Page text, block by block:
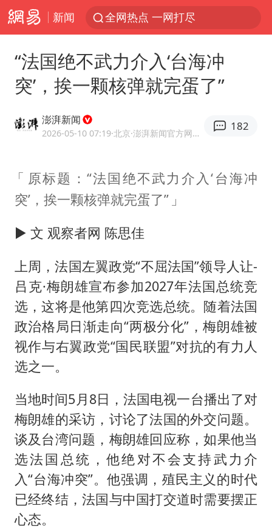
新闻 全网热点 一网打尽
“法国绝不武力介入‘台海冲
突’，挨一颗核弹就完蛋了”
澎湃新闻
2026-05-10 07:19·北京 ·澎湃新闻官方网易号
182
原标题：“法国绝不武力介入‘台海冲
突’，挨一颗核弹就完蛋了”
► 文 观察者网 陈思佳
上周，法国左翼政党“不屈法国”领导人让-
吕克·梅朗雄宣布参加2027年法国总统竞
选，这将是他第四次竞选总统。随着法国
政治格局日渐走向“两极分化”，梅朗雄被
视作与右翼政党“国民联盟”对抗的有力人
选之一。
当地时间5月8日，法国电视一台播出了对
梅朗雄的采访，讨论了法国的外交问题。
谈及台湾问题，梅朗雄回应称，如果他当
选法国总统，他绝对不会支持武力介
入“台海冲突”。他强调，殖民主义的时代
已经终结，法国与中国打交道时需要摆正
心态。